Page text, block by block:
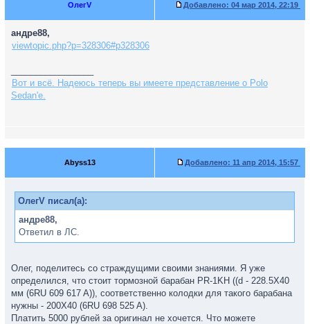
ОлегV Добавлено: 04 мар 2014, 22:19
андре88,
viewtopic.php?p=328306#p328306
Вот и всё. Надеюсь теперь вы имеете представление о Polo
Sedan'е.
Abyss13 Добавлено: 11 апр 2014, 15:57
ОлегV писал(а):
андре88,
Ответил в ЛС.
Олег, поделитесь со страждущими своими знаниями. Я уже
определился, что стоит тормозной барабан PR-1KH ((d - 228.5X40
мм (6RU 609 617 A)), соответственно колодки для такого барабана
нужны - 200X40 (6RU 698 525 A).
Платить 5000 рублей за оригинал не хочется. Что можете